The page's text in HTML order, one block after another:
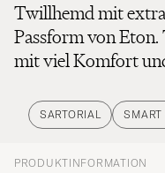
Twillhemd mit
Passform von
mit viel Komfort
SARTORIAL
PRODUKTINFORMATION